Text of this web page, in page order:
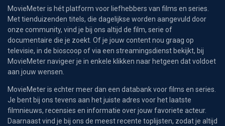
MovieMeter is hét platform voor liefhebbers van films en series.
Met tienduizenden titels, die dagelijkse worden aangevuld door
onze community, vind je bij ons altijd de film, serie of
documentaire die je zoekt. Of je jouw content nou graag op
televisie, in de bioscoop of via een streamingsdienst bekijkt, bij
MovieMeter navigeer je in enkele klikken naar hetgeen dat voldoet
aan jouw wensen.
MovieMeter is echter meer dan een databank voor films en series.
Je bent bij ons tevens aan het juiste adres voor het laatste
filmnieuws, recensies en informatie over jouw favoriete acteur.
Daarnaast vind je bij ons de meest recente toplijsten, zodat je altijd